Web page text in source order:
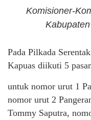
Komisioner-
Pada Pilkada
Kapuas diikuti 5
untuk nomor urut 1
nomor urut 2
Tommy Saputra,